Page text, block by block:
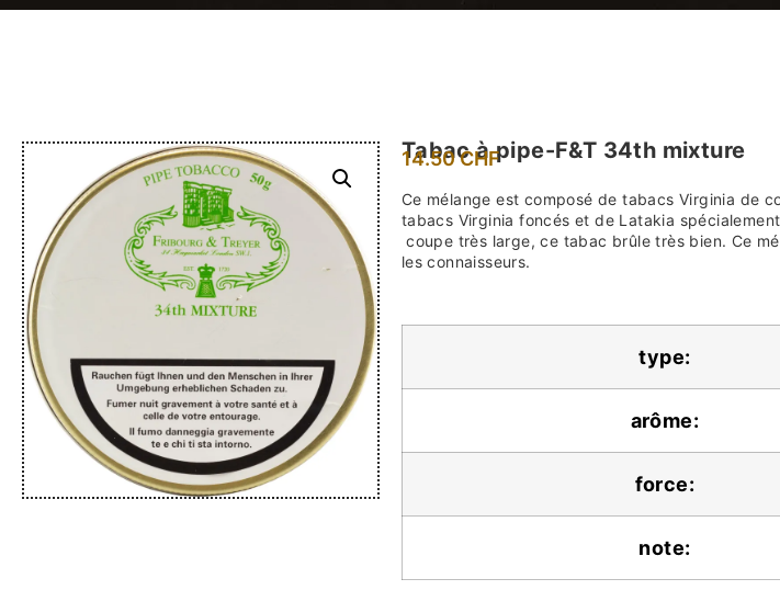
Tabac à pipe-F&T 34th mixture
14.50CHF
Ce mélange est composé de tabacs Virginia de
tabacs Virginia foncés et de Latakia
coupe très large, ce tabac brûle très bien. Ce
les connaisseurs.
type:
arôme:
force:
note: